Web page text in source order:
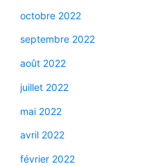
octobre 2022
septembre 2022
août 2022
juillet 2022
mai 2022
avril 2022
février 2022